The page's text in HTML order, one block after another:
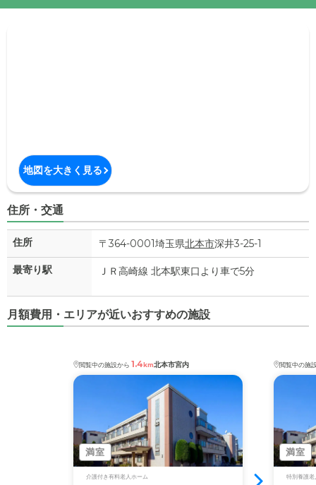
地図を大きく見る
住所・交通
住所 〒364-0001埼玉県北本市深井3-25-1
最寄り駅 ＪＲ高崎線 北本駅東口より車で5分
月額費用・エリアが近いおすすめの施設
閲覧中の施設から 1.4km北本市宮内
満室
介護付き有料老人ホーム
閲覧中の施
満室
特別養護老